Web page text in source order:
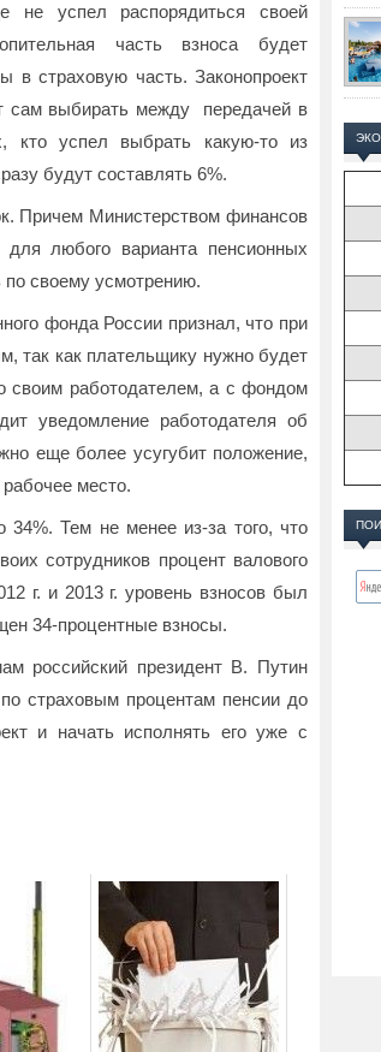
не успел распорядиться своей
часть взноса будет
в страховую часть. Законопроект
сам выбирать между передачей в
кто успел выбрать какую-то из
будут составлять 6%.
Причем Министерством финансов
любого варианта пенсионных
своему усмотрению.
фонда России признал, что при
так как плательщику нужно будет
своим работодателем, а с фондом
уведомление работодателя об
еще более усугубит положение,
место.
34%. Тем не менее из-за того, что
сотрудников процент валового
г. и 2013 г. уровень взносов был
34-процентные взносы.
российский президент В. Путин
страховым процентам пенсии до
и начать исполнять его уже с